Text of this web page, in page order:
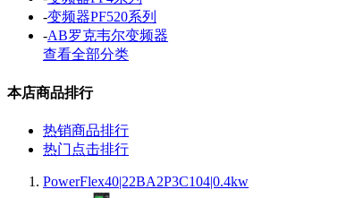
-变频器PF520系列
-AB罗克韦尔变频器
查看全部分类
本店商品排行
热销商品排行
热门点击排行
PowerFlex40|22BA2P3C104|0.4kw